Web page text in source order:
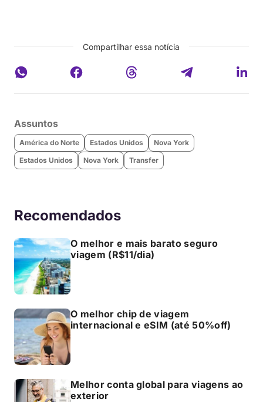
Compartilhar essa notícia
Assuntos
América do Norte Estados Unidos
Nova York
Estados Unidos
Nova York Transfer
Recomendados
O melhor e mais barato seguro
viagem (R$11/dia)
O melhor chip de viagem
internacional e eSIM (até 50%off)
Melhor conta global para viagens ao
exterior